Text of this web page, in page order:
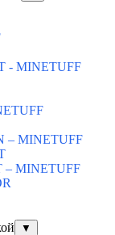
- MINETUFF
– MINETUFF
– MINETUFF
▼